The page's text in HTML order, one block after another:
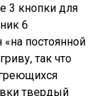
3 кнопки для
6
постоянной
так что
твердый